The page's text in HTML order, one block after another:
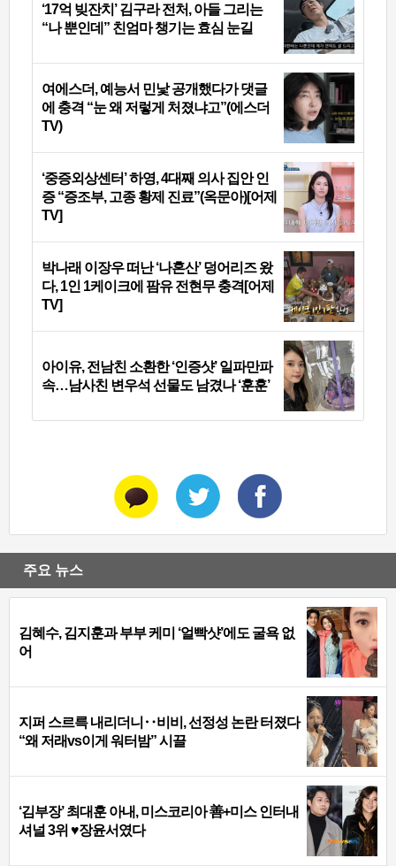
‘17억 빚잔치’ 김구라 전처, 아들 그리는
“나 뿐인데” 친엄마 챙기는 효심 눈길
여에스더, 예능서 민낯 공개했다가 댓글
에 충격 “눈 왜 저렇게 처졌냐고”(에스더
TV)
‘중증외상센터’ 하영, 4대째 의사 집안 인
증 “증조부, 고종 황제 진료”(옥문아)[어제
TV]
박나래 이장우 떠난 ‘나혼산’ 덩어리즈 왔
다, 1인 1케이크에 팜유 전현무 충격[어제
TV]
아이유, 전남친 소환한 ‘인증샷’ 일파만파
속…남사친 변우석 선물도 남겼나 ‘훈훈’
주요 뉴스
김혜수, 김지훈과 부부 케미 ‘얼빡샷’에도 굴욕 없
어
지퍼 스르륵 내리더니‥비비, 선정성 논란 터졌다
“왜 저래vs이게 워터밤” 시끌
‘김부장’ 최대훈 아내, 미스코리아 善+미스 인터내
셔널 3위 ♥장윤서였다